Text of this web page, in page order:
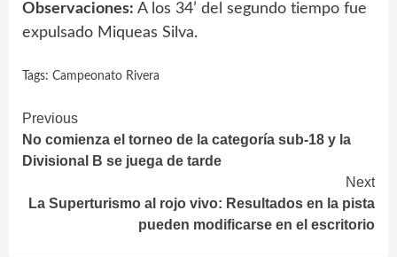
Observaciones: A los 34’ del segundo tiempo fue
expulsado Miqueas Silva.
Tags: Campeonato Rivera
Continue
Reading
Previous
No comienza el torneo de la categoría sub-18 y la
Divisional B se juega de tarde
Next
La Superturismo al rojo vivo: Resultados en la pista
pueden modificarse en el escritorio